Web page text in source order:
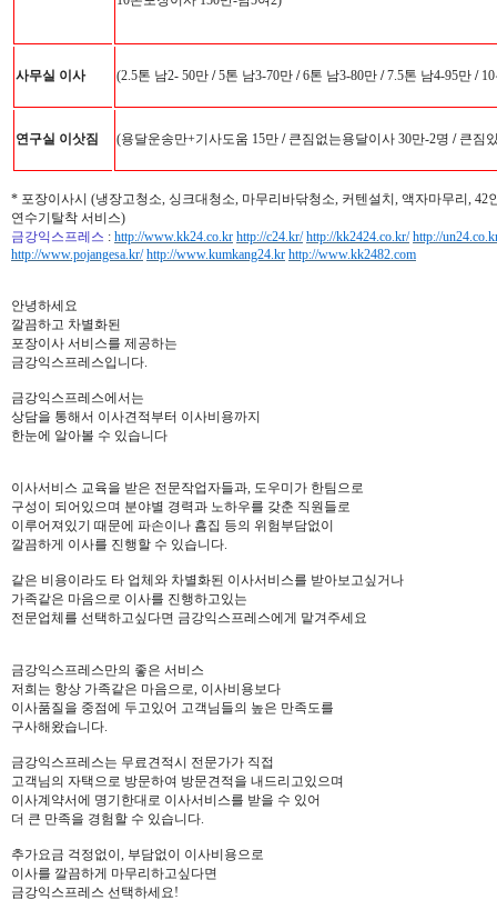
사무실 이사 (2.5톤 남2- 50만 /5톤 남3-70만 /6톤 남3-80만 /7.5톤 남4-95만 /10
연구실 이삿짐 (용달운송만+기사도움 15만 /큰짐없는용달이사 30만-2명 /큰짐
* 포장이사시 (냉장고청소, 싱크대청소, 마무리바닦청소, 커텐설치, 액자마무리,
연수기탈착 서비스)
금강익스프레스 : http://www.kk24.co.kr http://c24.kr/ http://kk2424.co.kr/ http://
http://www.pojangesa.kr/ http://www.kumkang24.kr http://www.kk2482.com
안녕하세요
깔끔하고 차별화된
포장이사 서비스를 제공하는
금강익스프레스입니다.
금강익스프레스에서는
상담을 통해서 이사견적부터 이사비용까지
한눈에 알아볼 수 있습니다
이사서비스 교육을 받은 전문작업자들과, 도우미가 한팀으로
구성이 되어있으며 분야별 경력과 노하우를 갖춘 직원들로
이루어져있기 때문에 파손이나 흠집 등의 위험부담없이
깔끔하게 이사를 진행할 수 있습니다.
같은 비용이라도 타 업체와 차별화된 이사서비스를 받아보고싶거나
가족같은 마음으로 이사를 진행하고있는
전문업체를 선택하고싶다면 금강익스프레스에게 맡겨주세요
금강익스프레스만의 좋은 서비스
저희는 항상 가족같은 마음으로, 이사비용보다
이사품질을 중점에 두고있어 고객님들의 높은 만족도를
구사해왔습니다.
금강익스프레스는 무료견적시 전문가가 직접
고객님의 자택으로 방문하여 방문견적을 내드리고있으며
이사계약서에 명기한대로 이사서비스를 받을 수 있어
더 큰 만족을 경험할 수 있습니다.
추가요금 걱정없이, 부담없이 이사비용으로
이사를 깔끔하게 마무리하고싶다면
금강익스프레스 선택하세요!